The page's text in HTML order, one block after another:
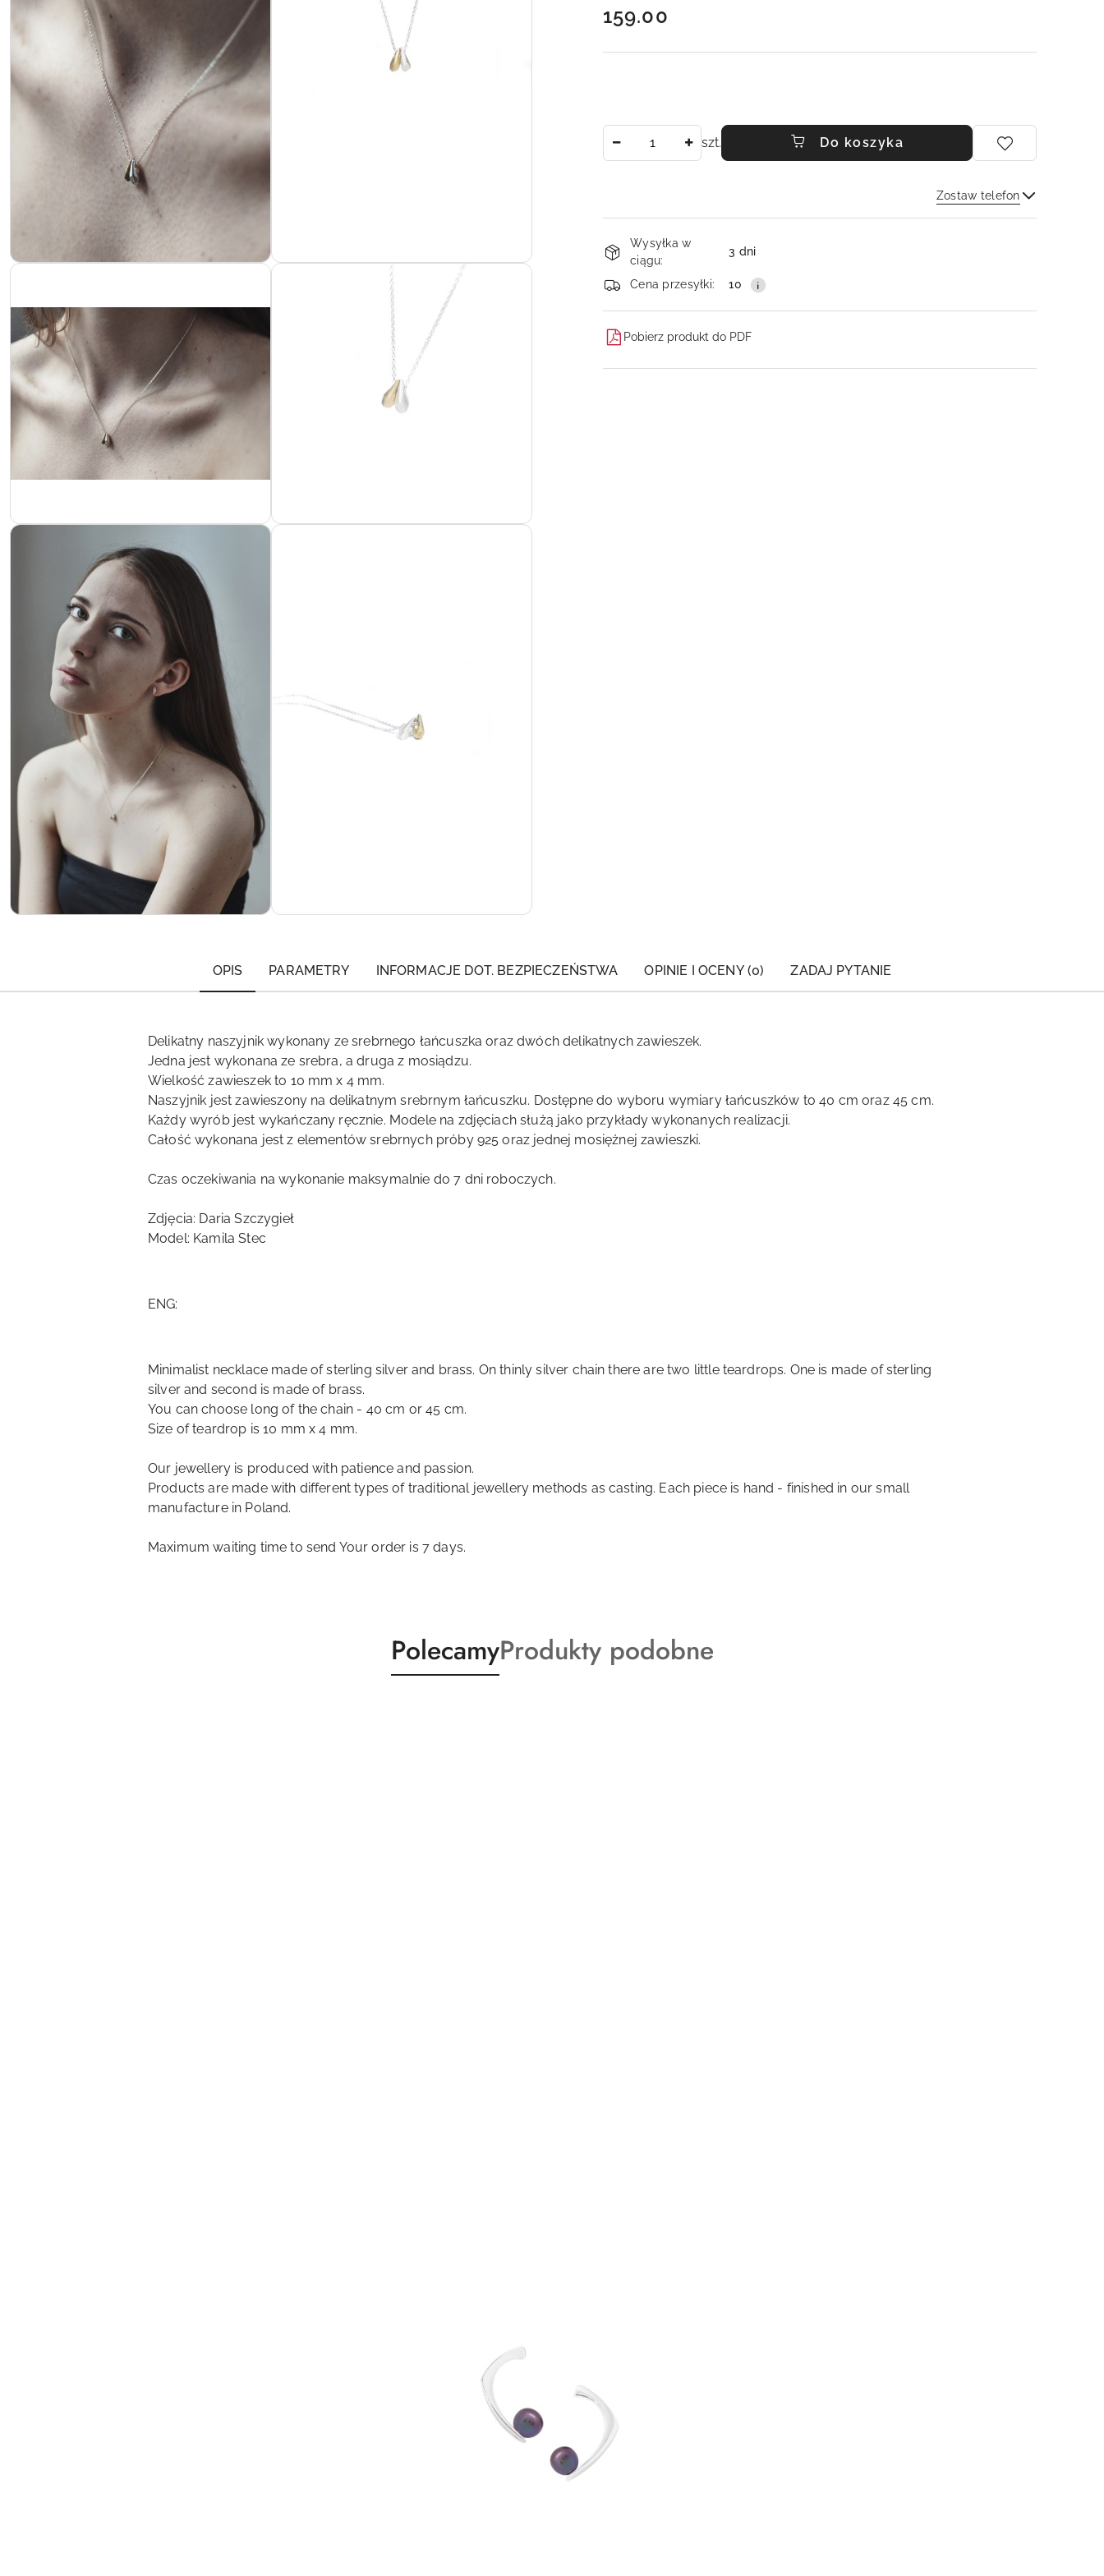
cena:
159.00
szt. Do koszyka
Zostaw telefon
Wyślij
Dostępność
i
dostawa
Wysyłka w
ciągu:
3 dni
Cena przesyłki: 10
Pobierz produkt do PDF
OPIS PARAMETRY INFORMACJE DOT. BEZPIECZEŃSTWA OPINIE I OCENY (0) ZADAJ PYTANIE
Delikatny naszyjnik wykonany ze srebrnego łańcuszka oraz dwóch delikatnych zawieszek.
Jedna jest wykonana ze srebra, a druga z mosiądzu.
Wielkość zawieszek to 10 mm x 4 mm.
Naszyjnik jest zawieszony na delikatnym srebrnym łańcuszku. Dostępne do wyboru wymiary łańcuszków to 40 cm oraz 45 cm.
Każdy wyrób jest wykańczany ręcznie. Modele na zdjęciach służą jako przykłady wykonanych realizacji.
Całość wykonana jest z elementów srebrnych próby 925 oraz jednej mosiężnej zawieszki.
Czas oczekiwania na wykonanie maksymalnie do 7 dni roboczych.
Zdjęcia: Daria Szczygieł
Model: Kamila Stec
ENG:
Minimalist necklace made of sterling silver and brass. On thinly silver chain there are two little teardrops. One is made of sterling
silver and second is made of brass.
You can choose long of the chain - 40 cm or 45 cm.
Size of teardrop is 10 mm x 4 mm.
Our jewellery is produced with patience and passion.
Products are made with different types of traditional jewellery methods as casting. Each piece is hand - finished in our small
manufacture in Poland.
Maximum waiting time to send Your order is 7 days.
Produkty
o
PolecamyProdukty
o
Produkty podobne